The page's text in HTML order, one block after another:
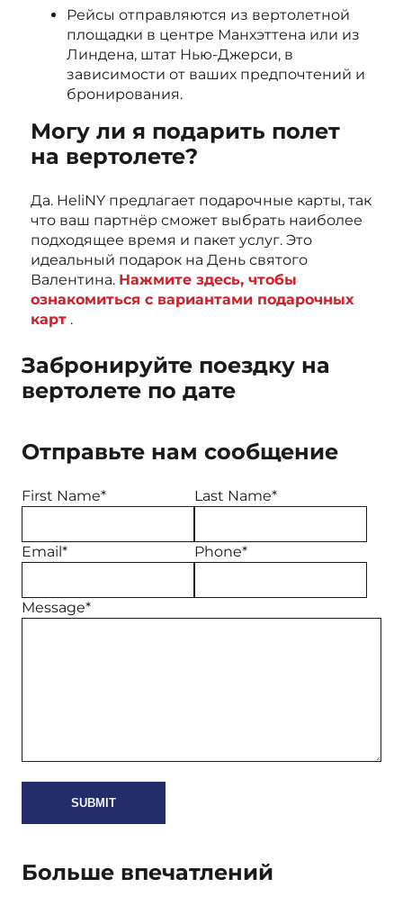
Рейсы отправляются из вертолетной
площадки в центре Манхэттена или из
Линдена, штат Нью-Джерси, в
зависимости от ваших предпочтений и
бронирования.
Могу ли я подарить полет
на вертолете?
Да. HeliNY предлагает подарочные карты, так
что ваш партнёр сможет выбрать наиболее
подходящее время и пакет услуг. Это
идеальный подарок на День святого
Валентина. Нажмите здесь, чтобы
ознакомиться с вариантами подарочных
карт .
Забронируйте поездку на
вертолете по дате
Отправьте нам сообщение
First Name* Last Name*
Email* Phone*
Message*
Больше впечатлений